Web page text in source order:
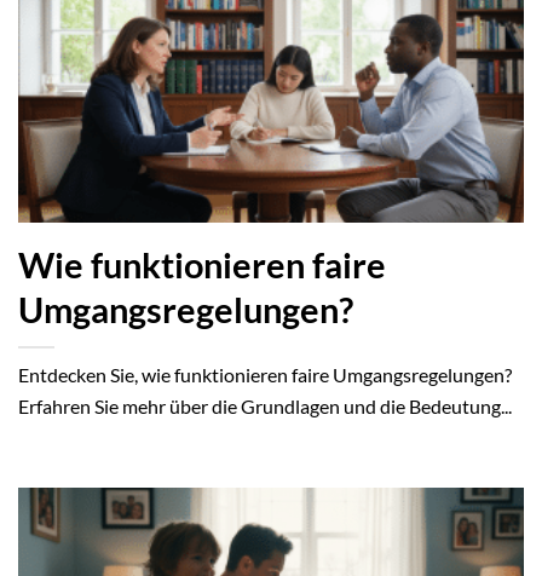
Wie funktionieren faire
Umgangsregelungen?
Entdecken Sie, wie funktionieren faire Umgangsregelungen?
Erfahren Sie mehr über die Grundlagen und die Bedeutung...